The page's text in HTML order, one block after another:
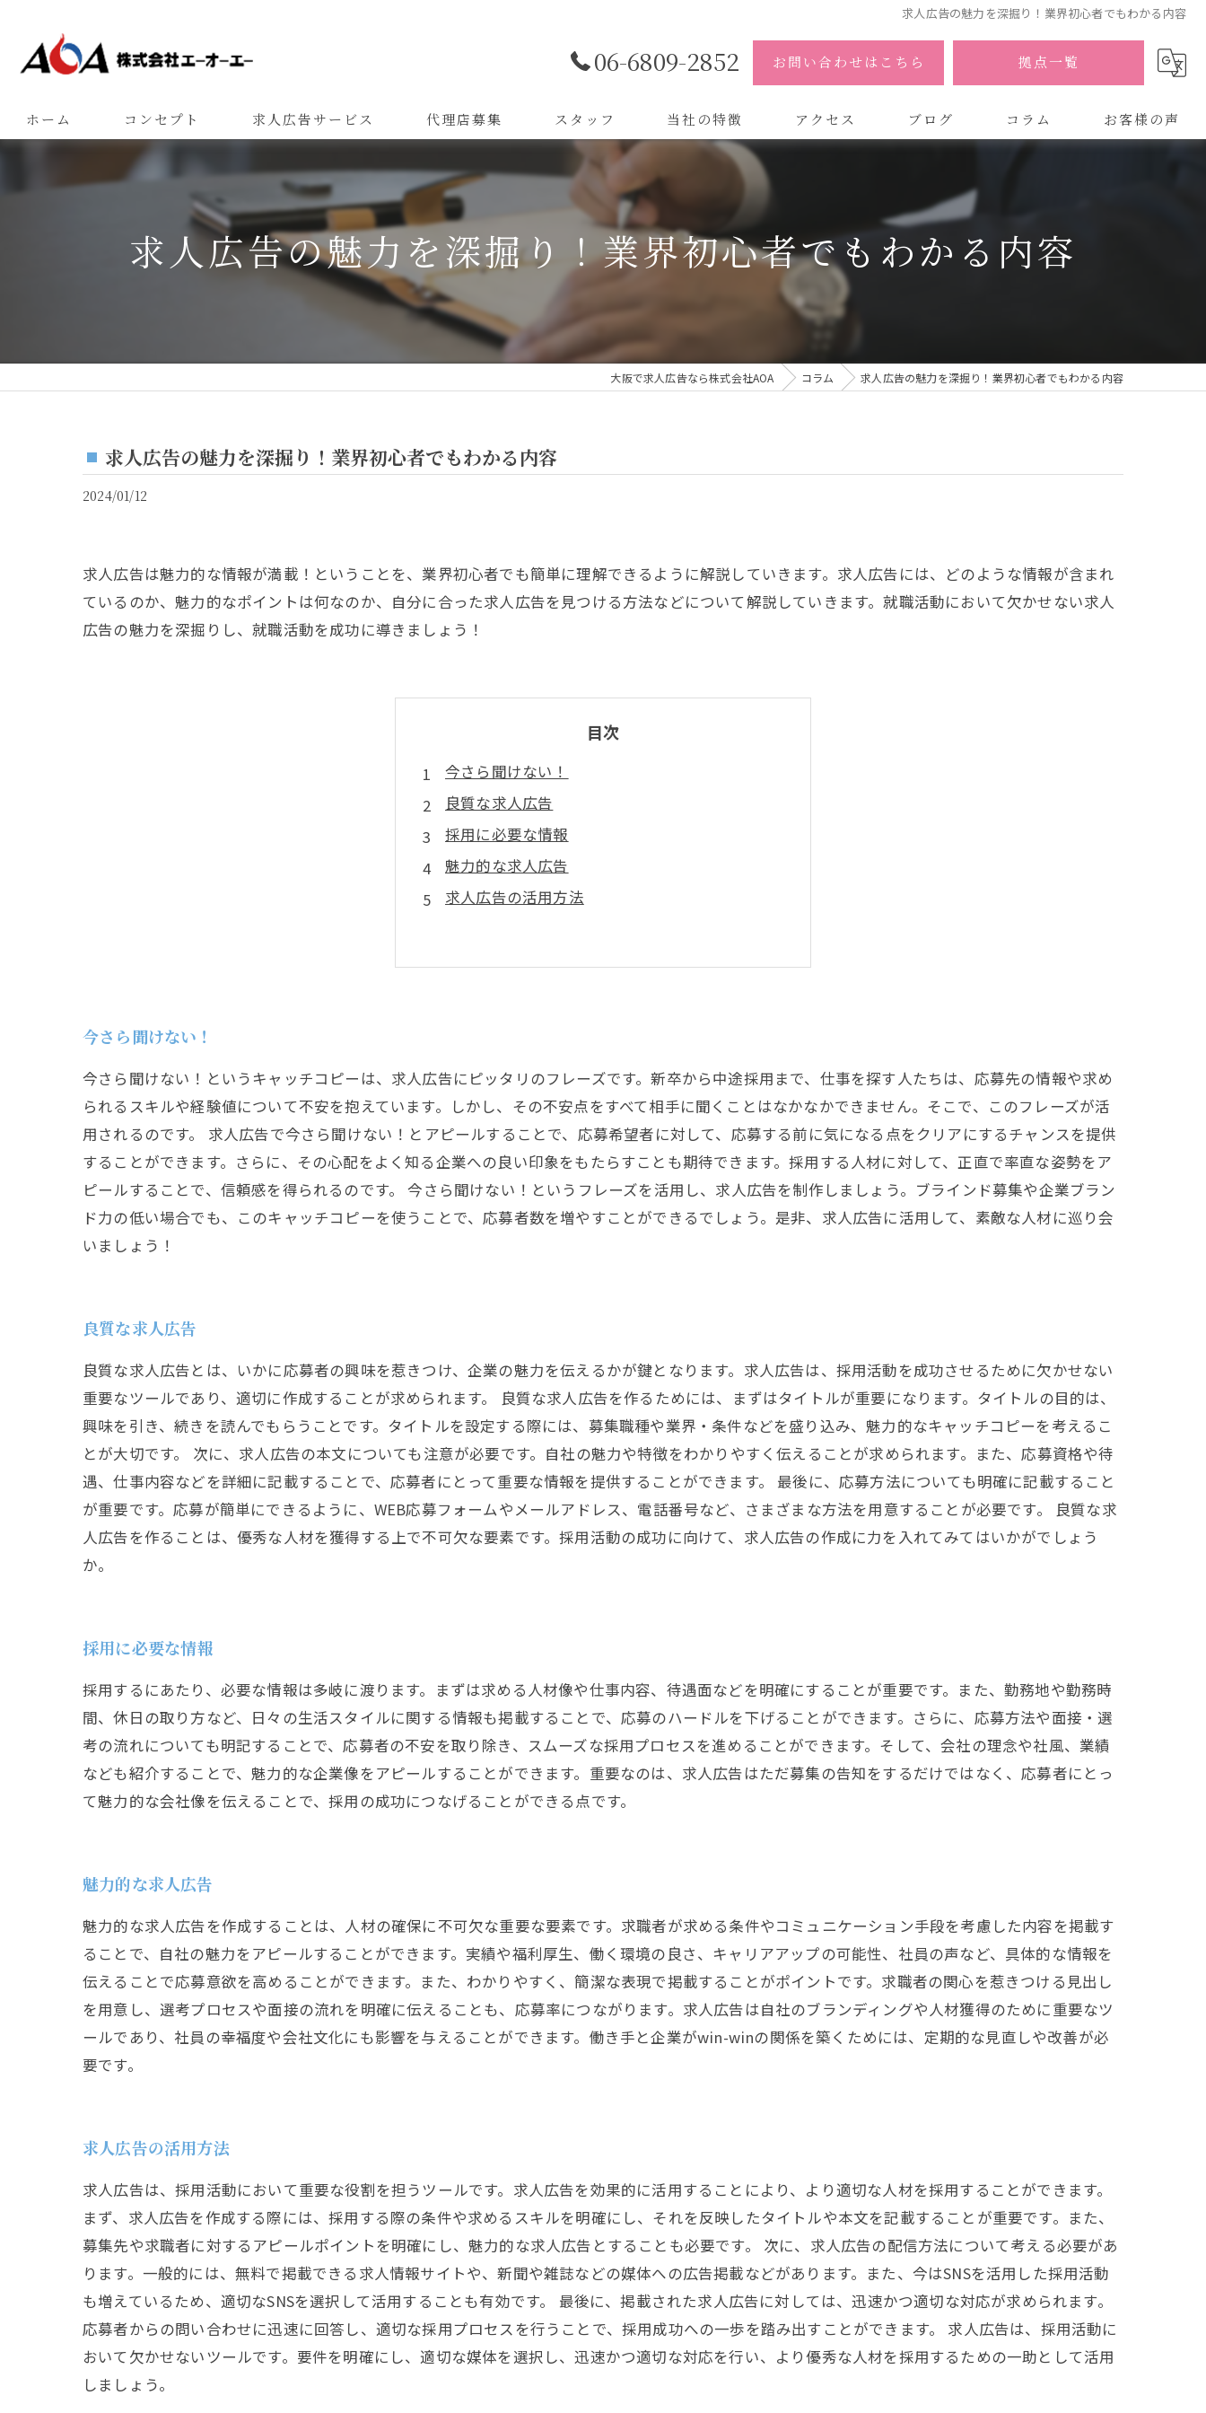
求人広告の魅力を深掘り！業界初心者でもわかる内容
06-6809-2852 お問い合わせはこちら 拠点一覧
ホーム コンセプト 求人広告サービス 代理店募集 スタッフ 当社の特徴
代理店
バイトル
アクセス
株式会社AOA 東京 渋谷オフィス
株式会社AOA 南森町オフィス
ブログ コラム お客様の声
求人広告の魅力を深掘り！業界初心者でもわかる内容
大阪で求人広告なら株式会社AOA コラム 求人広告の魅力を深掘り！業界初心者でもわかる内容
求人広告の魅力を深掘り！業界初心者でもわかる内容
2024/01/12
求人広告は魅力的な情報が満載！ということを、業界初心者でも簡単に理解できるように解説していきます。求人広告には、どのような情報が含まれ
ているのか、魅力的なポイントは何なのか、自分に合った求人広告を見つける方法などについて解説していきます。就職活動において欠かせない求人
広告の魅力を深掘りし、就職活動を成功に導きましょう！
目次
今さら聞けない！
良質な求人広告
採用に必要な情報
魅力的な求人広告
求人広告の活用方法
今さら聞けない！
今さら聞けない！というキャッチコピーは、求人広告にピッタリのフレーズです。新卒から中途採用まで、仕事を探す人たちは、応募先の情報や求め
られるスキルや経験値について不安を抱えています。しかし、その不安点をすべて相手に聞くことはなかなかできません。そこで、このフレーズが活
用されるのです。 求人広告で今さら聞けない！とアピールすることで、応募希望者に対して、応募する前に気になる点をクリアにするチャンスを提供
することができます。さらに、その心配をよく知る企業への良い印象をもたらすことも期待できます。採用する人材に対して、正直で率直な姿勢をア
ピールすることで、信頼感を得られるのです。 今さら聞けない！というフレーズを活用し、求人広告を制作しましょう。ブラインド募集や企業ブラン
ド力の低い場合でも、このキャッチコピーを使うことで、応募者数を増やすことができるでしょう。是非、求人広告に活用して、素敵な人材に巡り会
いましょう！
良質な求人広告
良質な求人広告とは、いかに応募者の興味を惹きつけ、企業の魅力を伝えるかが鍵となります。求人広告は、採用活動を成功させるために欠かせない
重要なツールであり、適切に作成することが求められます。 良質な求人広告を作るためには、まずはタイトルが重要になります。タイトルの目的は、
興味を引き、続きを読んでもらうことです。タイトルを設定する際には、募集職種や業界・条件などを盛り込み、魅力的なキャッチコピーを考えるこ
とが大切です。 次に、求人広告の本文についても注意が必要です。自社の魅力や特徴をわかりやすく伝えることが求められます。また、応募資格や待
遇、仕事内容などを詳細に記載することで、応募者にとって重要な情報を提供することができます。 最後に、応募方法についても明確に記載すること
が重要です。応募が簡単にできるように、WEB応募フォームやメールアドレス、電話番号など、さまざまな方法を用意することが必要です。 良質な求
人広告を作ることは、優秀な人材を獲得する上で不可欠な要素です。採用活動の成功に向けて、求人広告の作成に力を入れてみてはいかがでしょう
か。
採用に必要な情報
採用するにあたり、必要な情報は多岐に渡ります。まずは求める人材像や仕事内容、待遇面などを明確にすることが重要です。また、勤務地や勤務時
間、休日の取り方など、日々の生活スタイルに関する情報も掲載することで、応募のハードルを下げることができます。さらに、応募方法や面接・選
考の流れについても明記することで、応募者の不安を取り除き、スムーズな採用プロセスを進めることができます。そして、会社の理念や社風、業績
なども紹介することで、魅力的な企業像をアピールすることができます。重要なのは、求人広告はただ募集の告知をするだけではなく、応募者にとっ
て魅力的な会社像を伝えることで、採用の成功につなげることができる点です。
魅力的な求人広告
魅力的な求人広告を作成することは、人材の確保に不可欠な重要な要素です。求職者が求める条件やコミュニケーション手段を考慮した内容を掲載す
ることで、自社の魅力をアピールすることができます。実績や福利厚生、働く環境の良さ、キャリアアップの可能性、社員の声など、具体的な情報を
伝えることで応募意欲を高めることができます。また、わかりやすく、簡潔な表現で掲載することがポイントです。求職者の関心を惹きつける見出し
を用意し、選考プロセスや面接の流れを明確に伝えることも、応募率につながります。求人広告は自社のブランディングや人材獲得のために重要なツ
ールであり、社員の幸福度や会社文化にも影響を与えることができます。働き手と企業がwin-winの関係を築くためには、定期的な見直しや改善が必
要です。
求人広告の活用方法
求人広告は、採用活動において重要な役割を担うツールです。求人広告を効果的に活用することにより、より適切な人材を採用することができます。
まず、求人広告を作成する際には、採用する際の条件や求めるスキルを明確にし、それを反映したタイトルや本文を記載することが重要です。また、
募集先や求職者に対するアピールポイントを明確にし、魅力的な求人広告とすることも必要です。 次に、求人広告の配信方法について考える必要があ
ります。一般的には、無料で掲載できる求人情報サイトや、新聞や雑誌などの媒体への広告掲載などがあります。また、今はSNSを活用した採用活動
も増えているため、適切なSNSを選択して活用することも有効です。 最後に、掲載された求人広告に対しては、迅速かつ適切な対応が求められます。
応募者からの問い合わせに迅速に回答し、適切な採用プロセスを行うことで、採用成功への一歩を踏み出すことができます。 求人広告は、採用活動に
おいて欠かせないツールです。要件を明確にし、適切な媒体を選択し、迅速かつ適切な対応を行い、より優秀な人材を採用するための一助として活用
しましょう。